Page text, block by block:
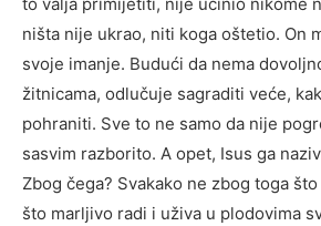
to valja primijetiti, nije učinio nikome
ništa nije ukrao, niti koga oštetio. On
svoje imanje. Budući da nema
žitnicama, odlučuje sagraditi veće,
pohraniti. Sve to ne samo da nije
sasvim razborito. A opet, Isus ga
Zbog čega? Svakako ne zbog toga
što marljivo radi i uživa u plodovima